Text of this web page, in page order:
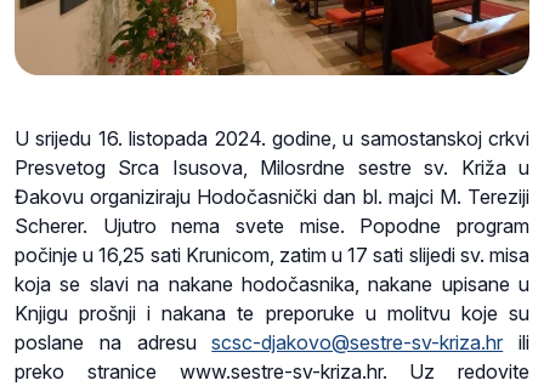
U srijedu 16. listopada 2024. godine, u samostanskoj crkvi
Presvetog Srca Isusova, Milosrdne sestre sv. Križa u
Đakovu organiziraju Hodočasnički dan bl. majci M. Tereziji
Scherer. Ujutro nema svete mise. Popodne program
počinje u 16,25 sati Krunicom, zatim u 17 sati slijedi sv. misa
koja se slavi na nakane hodočasnika, nakane upisane u
Knjigu prošnji i nakana te preporuke u molitvu koje su
poslane na adresuscsc-djakovo@sestre-sv-kriza.hr ili
preko stranice www.sestre-sv-kriza.hr. Uz redovite